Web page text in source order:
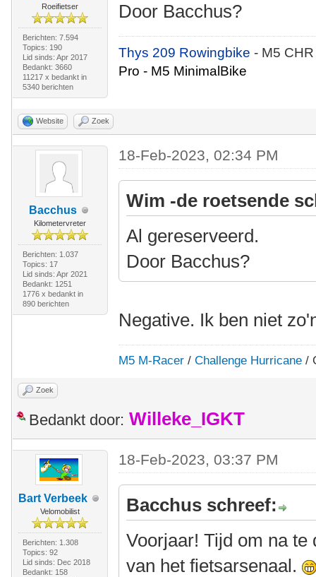
Roeifietser
Berichten: 7.594
Topics: 190
Lid sinds: Apr 2017
Bedankt: 3660
11217 x bedankt in
5340 berichten
Door Bacchus?
Thys 209 Rowingbike- M5
Pro - M5 MinimalBike
Website Zoek
Bacchus
Kilometervreter
Berichten: 1.037
Topics: 17
Lid sinds: Apr 2021
Bedankt: 1251
1776 x bedankt in
890 berichten
18-Feb-2023, 02:34 PM
Wim -de roetsende
Al gereserveerd.
Door Bacchus?
Negative. Ik ben niet
M5 M-Racer /Challenge Hurricane /
Zoek
Bedankt door: Willeke_IGKT
Bart Verbeek
Velomobilist
Berichten: 1.308
Topics: 92
Lid sinds: Dec 2018
Bedankt: 158
18-Feb-2023, 03:37 PM
Bacchus schreef:
Voorjaar! Tijd om na te
van het fietsarsenaal.